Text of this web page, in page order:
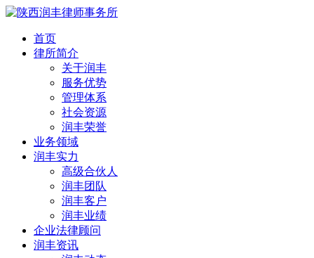
首页
律所简介
关于润丰
服务优势
管理体系
社会资源
润丰荣誉
业务领域
润丰实力
高级合伙人
润丰团队
润丰客户
润丰业绩
企业法律顾问
润丰资讯